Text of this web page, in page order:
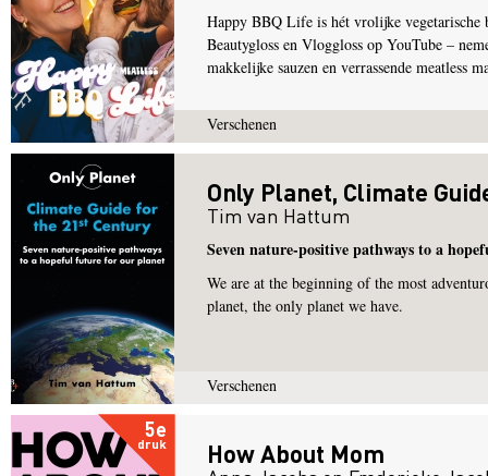
Happy BBQ Life is hét vrolijke vegetarische
Beautygloss en Vloggloss op YouTube –
makkelijke sauzen en verrassende meatless
Verschenen
Only Planet, Climate
Tim van Hattum
Seven nature-positive pathways to a
We are at the beginning of the most
planet, the only planet we have.
Verschenen
5e
druk How About Mom